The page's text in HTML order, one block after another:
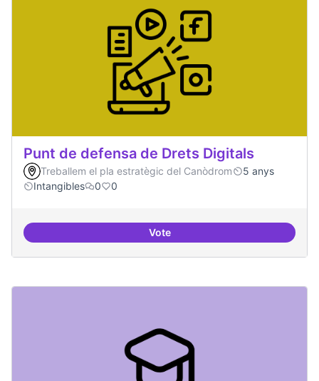
Punt de defensa de Drets Digitals
Treballem el pla estratègic del Canòdrom
5 anys
Intangibles
0 0
VotePunt de defensa de Drets Digitals